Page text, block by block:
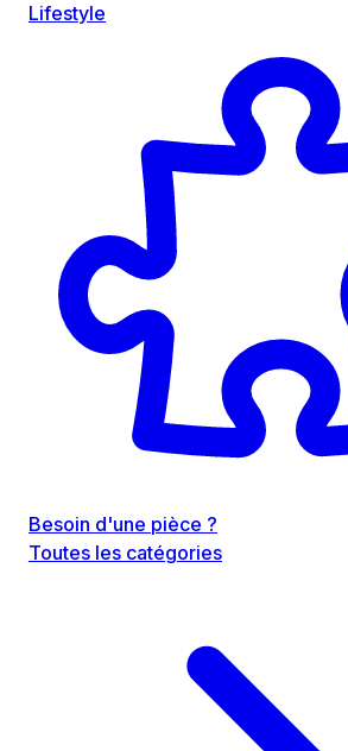
Lifestyle
Besoin d'une pièce ?
Toutes les catégories